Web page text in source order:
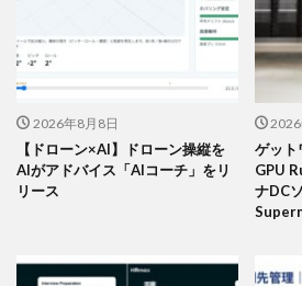
2026年8月8日
【ドローン×AI】ドローン操縦を
AIがアドバイス「AIコーチ」をリ
リース
ゲット
GPU
ナDC